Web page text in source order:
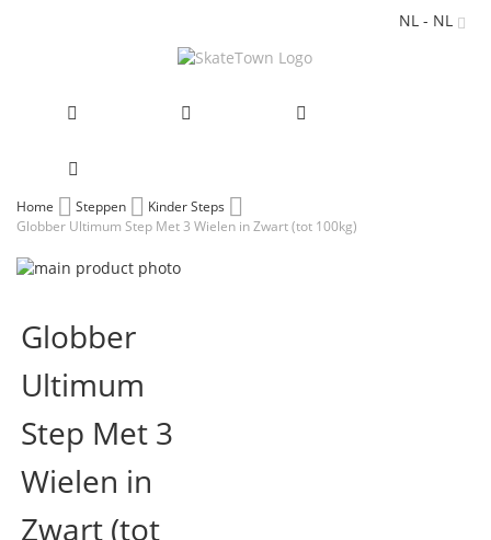
NL - NL
Ga
naar
inhoud
Home Steppen
Kinder Steps
Globber Ultimum Step Met 3 Wielen in Zwart (tot 100kg)
Ga
einde
van
de
afbeeldingen-
gallerij
het
begin
van
de
afbeeldingen-
gallerij
Globber
Ultimum
Step Met 3
Wielen in
Zwart (tot